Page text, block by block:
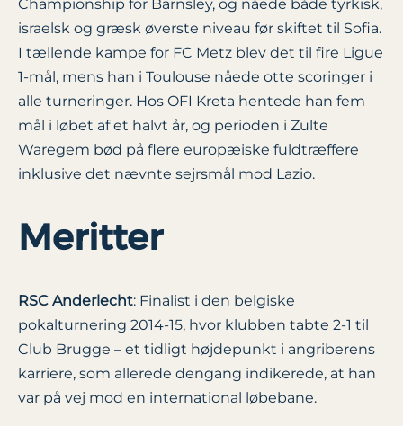
Championship for Barnsley, og nåede både tyrkisk,
israelsk og græsk øverste niveau før skiftet til Sofia.
I tællende kampe for FC Metz blev det til fire Ligue
1-mål, mens han i Toulouse nåede otte scoringer i
alle turneringer. Hos OFI Kreta hentede han fem
mål i løbet af et halvt år, og perioden i Zulte
Waregem bød på flere europæiske fuldtræffere
inklusive det nævnte sejrsmål mod Lazio.
Meritter
RSC Anderlecht: Finalist i den belgiske
pokalturnering 2014-15, hvor klubben tabte 2-1 til
Club Brugge – et tidligt højdepunkt i angriberens
karriere, som allerede dengang indikerede, at han
var på vej mod en international løbebane.